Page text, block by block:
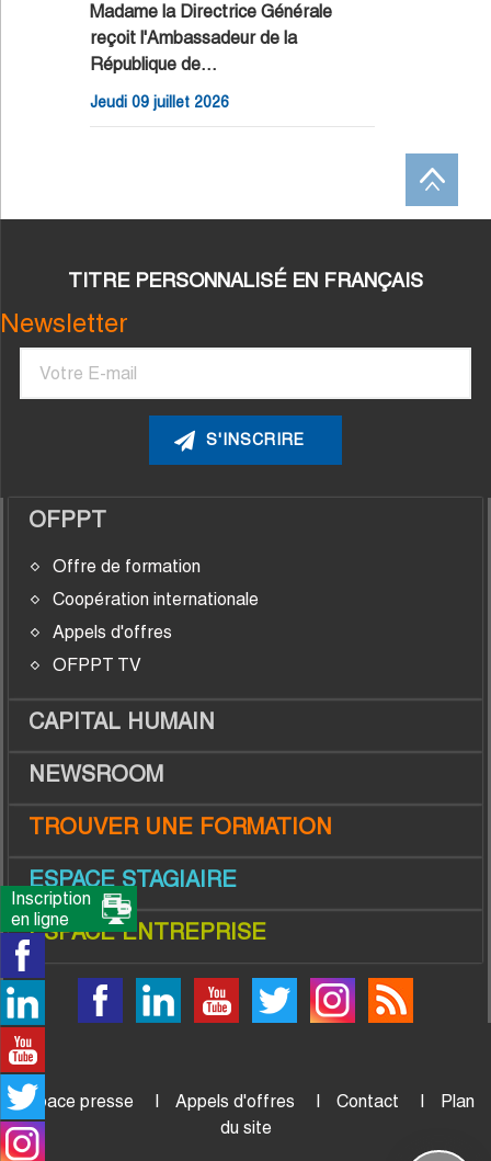
Madame la Directrice Générale
reçoit l'Ambassadeur de la
République de…
Jeudi 09 juillet 2026
TITRE PERSONNALISÉ EN FRANÇAIS
Newsletter
Courriel
OFPPT
Offre de formation
Coopération internationale
Appels d'offres
OFPPT TV
CAPITAL HUMAIN
NEWSROOM
TROUVER UNE FORMATION
ESPACE STAGIAIRE
ESPACE ENTREPRISE
Espace presse Appels d'offres Contact
Plan
du site
Inscription
en ligne